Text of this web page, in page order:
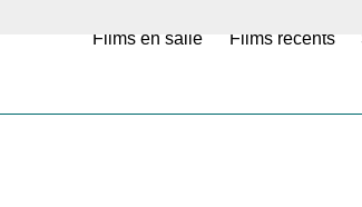
Films en salle Films récents